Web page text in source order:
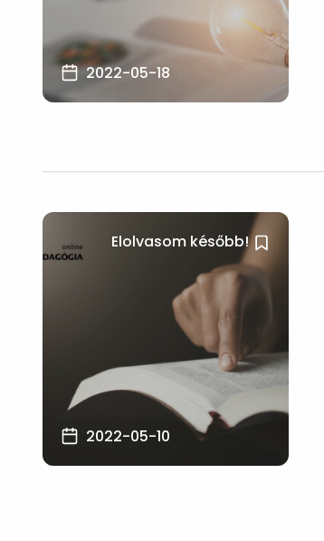
2022-05-18
Elolvasom később!
2022-05-10